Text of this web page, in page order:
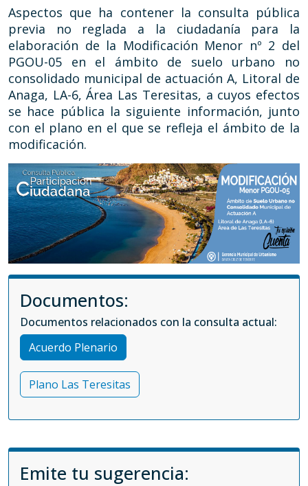
Aspectos que ha contener la consulta pública
previa no reglada a la ciudadanía para la
elaboración de la Modificación Menor nº 2 del
PGOU-05 en el ámbito de suelo urbano no
consolidado municipal de actuación A, Litoral de
Anaga, LA-6, Área Las Teresitas, a cuyos efectos
se hace pública la siguiente información, junto
con el plano en el que se refleja el ámbito de la
modificación.
Documentos:
Documentos relacionados con la consulta actual:
Acuerdo Plenario
Plano Las Teresitas
Emite tu sugerencia: